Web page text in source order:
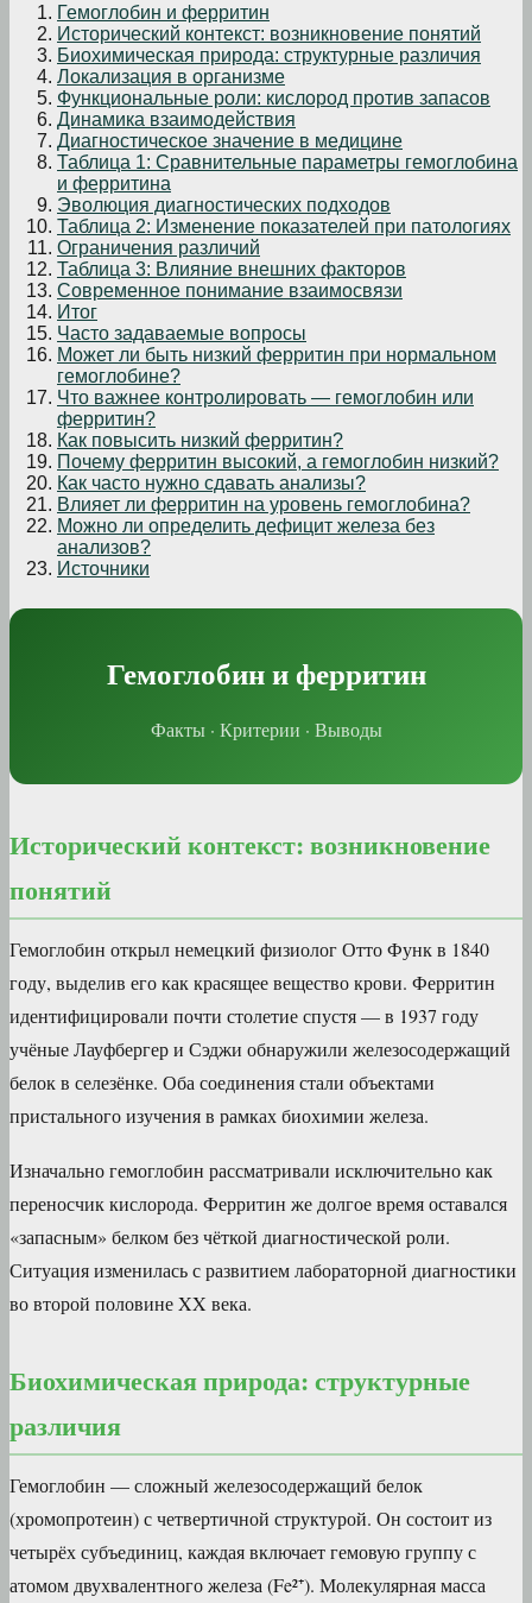
Гемоглобин и ферритин
Исторический контекст: возникновение понятий
Биохимическая природа: структурные различия
Локализация в организме
Функциональные роли: кислород против запасов
Динамика взаимодействия
Диагностическое значение в медицине
Таблица 1: Сравнительные параметры гемоглобина
и ферритина
Эволюция диагностических подходов
Таблица 2: Изменение показателей при патологиях
Ограничения различий
Таблица 3: Влияние внешних факторов
Современное понимание взаимосвязи
Итог
Часто задаваемые вопросы
Может ли быть низкий ферритин при нормальном
гемоглобине?
Что важнее контролировать — гемоглобин или
ферритин?
Как повысить низкий ферритин?
Почему ферритин высокий, а гемоглобин низкий?
Как часто нужно сдавать анализы?
Влияет ли ферритин на уровень гемоглобина?
Можно ли определить дефицит железа без
анализов?
Источники
Гемоглобин и ферритин
Факты · Критерии · Выводы
Исторический контекст: возникновение
понятий
Гемоглобин открыл немецкий физиолог Отто Функ в 1840
году, выделив его как красящее вещество крови. Ферритин
идентифицировали почти столетие спустя — в 1937 году
учёные Лауфбергер и Сэджи обнаружили железосодержащий
белок в селезёнке. Оба соединения стали объектами
пристального изучения в рамках биохимии железа.
Изначально гемоглобин рассматривали исключительно как
переносчик кислорода. Ферритин же долгое время оставался
«запасным» белком без чёткой диагностической роли.
Ситуация изменилась с развитием лабораторной диагностики
во второй половине XX века.
Биохимическая природа: структурные
различия
Гемоглобин — сложный железосодержащий белок
(хромопротеин) с четвертичной структурой. Он состоит из
четырёх субъединиц, каждая включает гемовую группу с
атомом двухвалентного железа (Fe²⁺). Молекулярная масса